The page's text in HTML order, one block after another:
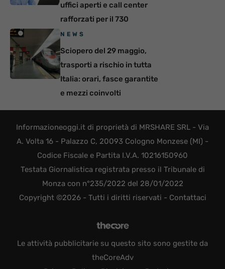
uffici aperti e call center
rafforzati per il 730
NEWS
Sciopero del 29 maggio,
trasporti a rischio in tutta
Italia: orari, fasce garantite
e mezzi coinvolti
Informazioneoggi.it di proprietà di MRSHARE SRL - Via
A. Volta 16 - Palazzo C, 20093 Cologno Monzese (MI) -
Codice Fiscale e Partita I.V.A. 10216150960
Testata Giornalistica registrata presso il Tribunale di
Monza con n°235/2022 del 28/01/2022
Copyright ©2026 - Tutti i diritti riservati - Contattaci
Le attività pubblicitarie su questo sito sono gestite da
theCoreAdv